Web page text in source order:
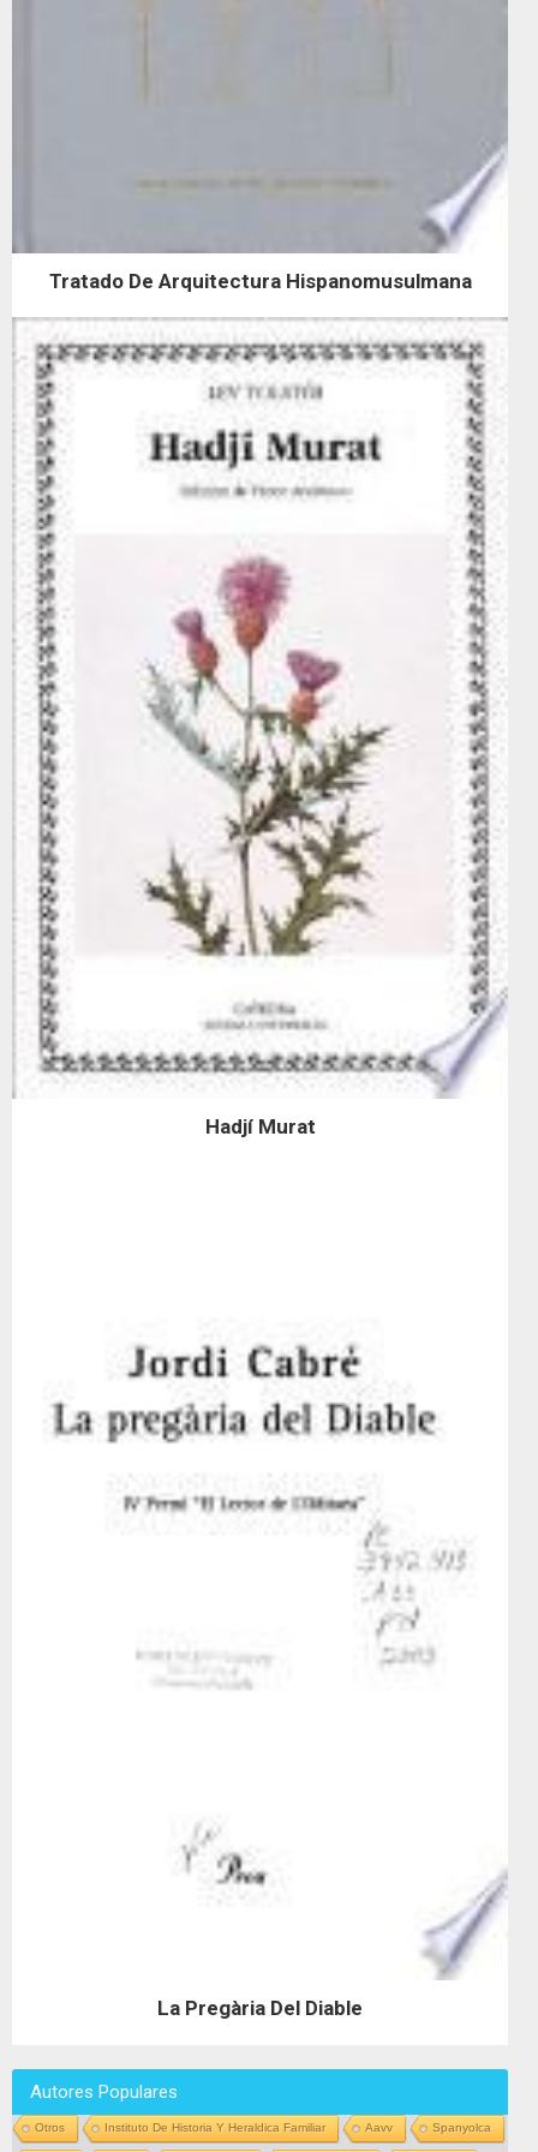
Tratado De Arquitectura Hispanomusulmana
Hadjí Murat
La Pregària Del Diable
Autores Populares
Otros Instituto De Historia Y Heraldica Familiar Aavv Spanyolca